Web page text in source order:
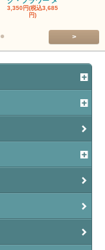
3,350円(税込3,685
円)
>